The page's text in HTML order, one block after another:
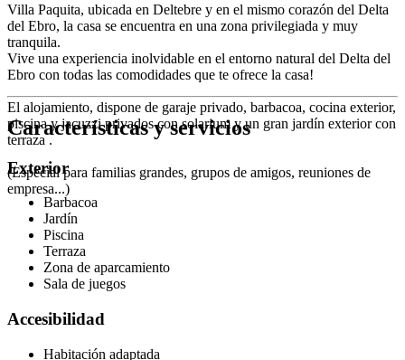
Villa Paquita, ubicada en Deltebre y en el mismo corazón del Delta
del Ebro, la casa se encuentra en una zona privilegiada y muy
tranquila.
Vive una experiencia inolvidable en el entorno natural del Delta del
Ebro con todas las comodidades que te ofrece la casa!
El alojamiento, dispone de garaje privado, barbacoa, cocina exterior,
piscina y jacuzzi privados con solarium y un gran jardín exterior con
terraza .
(Especial para familias grandes, grupos de amigos, reuniones de
empresa...)
Características y servicios
Exterior
Barbacoa
Jardín
Piscina
Terraza
Zona de aparcamiento
Sala de juegos
Accesibilidad
Habitación adaptada